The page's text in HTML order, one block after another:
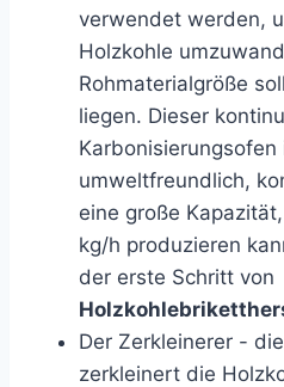
verwendet werden,
Holzkohle
Rohmaterialgröße
liegen. Dieser
umweltfreundlich,
eine große
kg/h produzieren
der erste Schritt von
Der Zerkleinerer -
zerkleinert die